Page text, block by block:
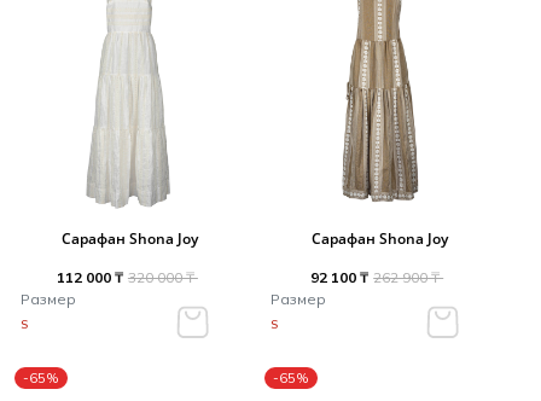
Сарафан Shona Joy
112 000 ₸ 320 000 ₸
Размер
S
Сарафан Shona Joy
92 100 ₸ 262 900 ₸
Размер
S
-65% -65%